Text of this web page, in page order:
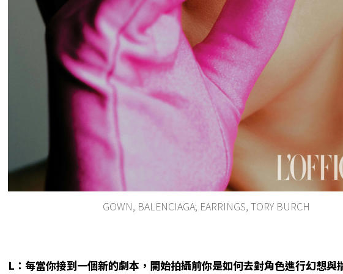
GOWN, BALENCIAGA; EARRINGS, TORY BURCH
L：每當你接到一個新的劇本，開始拍攝前你是如何去對角色進行幻想與